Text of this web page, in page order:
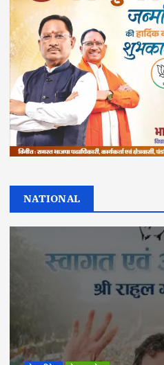
NATIONAL